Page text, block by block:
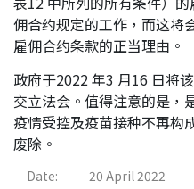
佣合约规定的工作，而这将
雇佣合约条款的正当理由。
政府于2022 年3 月16 日将
交立法会。值得注意的是，
疫情受控及疫苗接种不再构
废除。
Date:
20 April 2022